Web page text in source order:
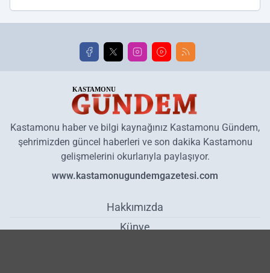
Kastamonu haber ve bilgi kaynağınız Kastamonu Gündem,
şehrimizden güncel haberleri ve son dakika Kastamonu
gelişmelerini okurlarıyla paylaşıyor.
www.kastamonugundemgazetesi.com
Hakkımızda
Künye